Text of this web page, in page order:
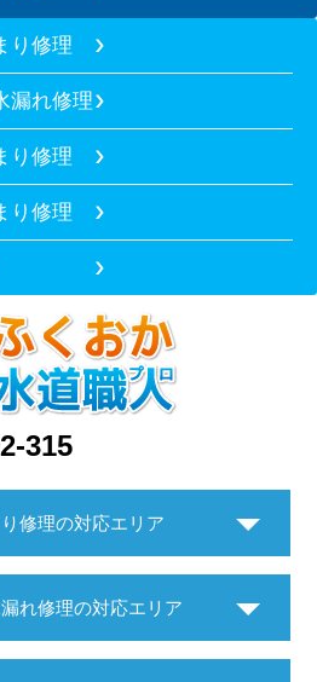
り修理
漏れ修理
り修理
り修理
315
修理の対応エリア
れ修理の対応エリア